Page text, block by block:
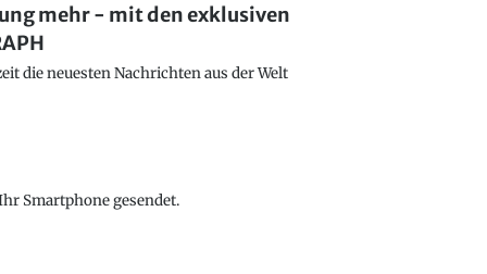
mehr - mit den exklusiven
die neuesten Nachrichten aus der Welt
Smartphone gesendet.